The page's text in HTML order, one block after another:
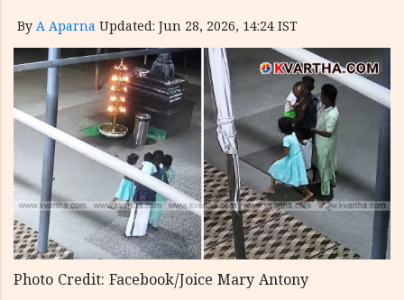
By A Aparna Updated: Jun 28, 2026, 14:24 IST
Photo Credit: Facebook/Joice Mary Antony